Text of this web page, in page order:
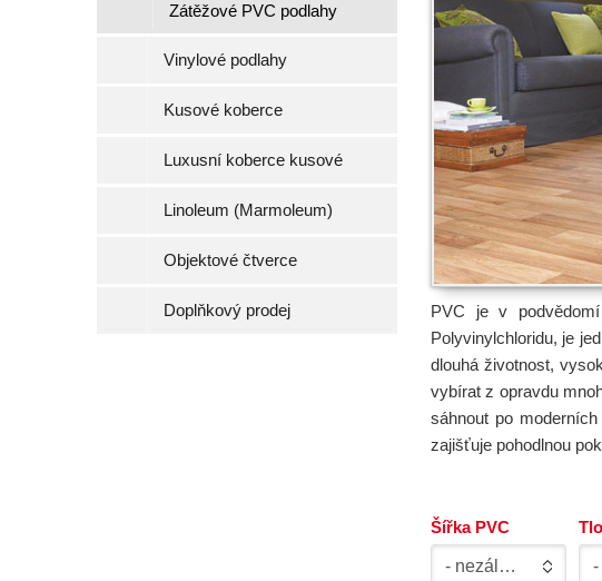
PVC je v
Polyvinylchloridu, je
dlouhá životnost,
vybírat z opravdu
sáhnout po
zajišťuje pohodlnou
Šířka PVC
- nezáleží -
Zátěžové PVC podlahy
Vinylové podlahy
Kusové koberce
Luxusní koberce kusové
Linoleum (Marmoleum)
Objektové čtverce
Doplňkový prodej